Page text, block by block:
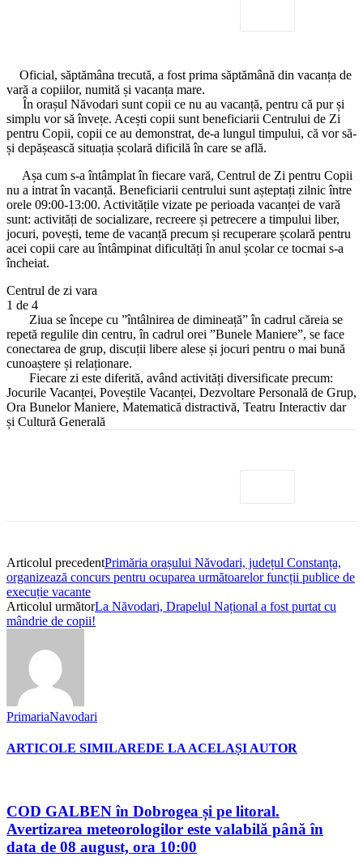
Oficial, săptămâna trecută, a fost prima săptămână din vacanța de
vară a copiilor, numită și vacanța mare.
În orașul Năvodari sunt copii ce nu au vacanță, pentru că pur și
simplu vor să învețe. Acești copii sunt beneficiarii Centrului de Zi
pentru Copii, copii ce au demonstrat, de-a lungul timpului, că vor să-
și depășească situația școlară dificilă în care se află.
Așa cum s-a întâmplat în fiecare vară, Centrul de Zi pentru Copii
nu a intrat în vacanță. Beneficiarii centrului sunt așteptați zilnic între
orele 09:00-13:00. Activitățile vizate pe perioada vacanței de vară
sunt: activități de socializare, recreere și petrecere a timpului liber,
jocuri, povești, teme de vacanță precum și recuperare școlară pentru
acei copii care au întâmpinat dificultăți în anul școlar ce tocmai s-a
încheiat.
Centrul de zi vara
1 de 4
Ziua se începe cu ”întâlnirea de dimineață” în cadrul căreia se
repetă regulile din centru, în cadrul orei ”Bunele Maniere”, se face
conectarea de grup, discuții libere alese și jocuri pentru o mai bună
cunoaștere și relaționare.
Fiecare zi este diferită, având activități diversificate precum:
Jocurile Vacanței, Poveștile Vacanței, Dezvoltare Personală de Grup,
Ora Bunelor Maniere, Matematică distractivă, Teatru Interactiv dar
și Cultură Generală
Articolul precedentPrimăria orașului Năvodari, județul Constanța,
organizează concurs pentru ocuparea următoarelor funcții publice de
execuție vacante
Articolul următorLa Năvodari, Drapelul Național a fost purtat cu
mândrie de copii!
PrimariaNavodari
ARTICOLE SIMILAREDE LA ACELAȘI AUTOR
COD GALBEN în Dobrogea și pe litoral.
Avertizarea meteorologilor este valabilă până în
data de 08 august, ora 10:00